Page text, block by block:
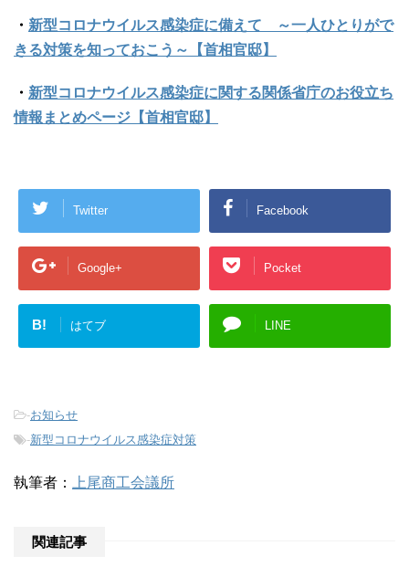
・ 新型コロナウイルス感染症に備えて ～一人ひとりがで
きる対策を知っておこう～【首相官邸】
・ 新型コロナウイルス感染症に関する関係省庁のお役立ち
情報まとめページ【首相官邸】
Twitter Facebook
Google+ Pocket
B! はてブ LINE
-お知らせ
-新型コロナウイルス感染症対策
執筆者： 上尾商工会議所
関連記事